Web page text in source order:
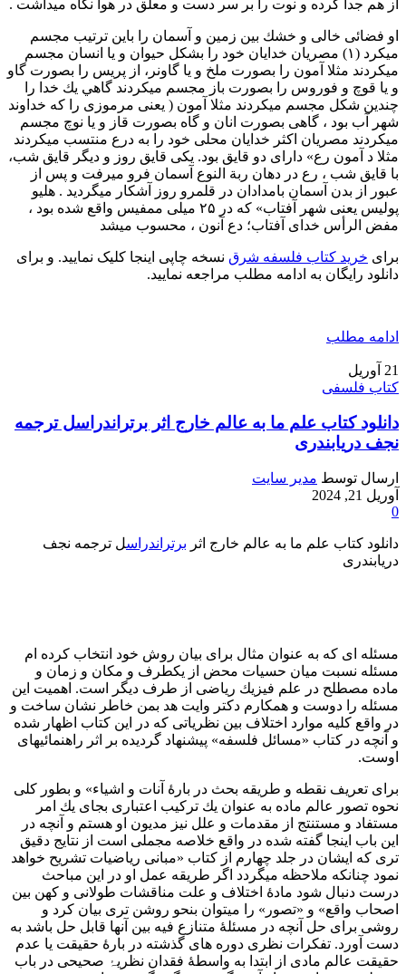
از هم جدا کرده و نوت را بر سر دست و معلق در هوا نگاه میداشت .
او فضائی خالی و خشك بين زمين و آسمان را باین ترتیب مجسم
میکرد (۱) مصریان خدایان خود را بشكل حيوان و یا انسان مجسم
میکردند مثلا آمون را بصورت ملخ و یا گاونر، از پریس را بصورت گاو
و یا قوچ و فوروس را بصورت باز مجسم میکردند گاهي يك خدا را
چندین شکل مجسم میکردند مثلا آمون ( یعنی مرموزی را که خداوند
شهر آب بود ، گاهی بصورت انان و گاه بصورت قاز و یا نوچ مجسم
میکردند مصریان اکثر خدایان محلی خود را به درع منتسب میکردند
مثلا د آمون رع» دارای دو قایق بود. یکی قایق روز و دیگر قایق شب،
با قایق شب ، رع در دهان ربة النوع آسمان فرو میرفت و پس از
عبور از بدن آسمان بامدادان در قلمرو روز آشکار میگردید . هليو
پولیس یعنی شهر آفتاب» که در ۲۵ میلی ممفیس واقع شده بود ،
مفض الرأس خدای آفتاب؛ دع آنون ، محسوب میشد
برای خرید کتاب فلسفه شرق نسخه چاپی اینجا کلیک نمایید. و برای
دانلود رایگان به ادامه مطلب مراجعه نمایید.
ادامه مطلب
21 آوریل
کتاب فلسفی
دانلود کتاب علم ما به عالم خارج اثر برتراندراسل ترجمه
نجف دریابندری
ارسال توسط مدیر سایت
آوریل 21, 2024
0
دانلود کتاب علم ما به عالم خارج اثر برتراندراسل ترجمه نجف
دریابندری
مسئله ای که به عنوان مثال برای بیان روش خود انتخاب کرده ام
مسئله نسبت میان حسیات محض از یکطرف و مکان و زمان و
ماده مصطلح در علم فيزيك ریاضی از طرف دیگر است. اهمیت این
مسئله را دوست و همکارم دکتر وایت هد بمن خاطر نشان ساخت و
در واقع کلیه موارد اختلاف بین نظریاتی که در این کتاب اظهار شده
و آنچه در کتاب «مسائل فلسفه» پیشنهاد گردیده بر اثر راهنمائیهای
اوست.
برای تعریف نقطه و طریقه بحث در بارۀ آنات و اشیاء» و بطور کلی
نحوه تصور عالم ماده به عنوان يك تركيب اعتباری بجاى يك امر
مستفاد و مستنتج از مقدمات و علل نیز مدیون او هستم و آنچه در
این باب اینجا گفته شده در واقع خلاصه مجملی است از نتایج دقیق
تری که ایشان در جلد چهارم از کتاب «مبانی ریاضیات تشریح خواهد
نمود چنانکه ملاحظه میگردد اگر طريقه عمل او در این مباحث
درست دنبال شود مادۀ اختلاف و علت مناقشات طولانی و کهن بین
اصحاب واقع» و «تصور» را میتوان بنحو روشن تری بیان کرد و
روشی برای حل آنچه در مسئلۀ متنازع فیه بین آنها قابل حل باشد به
دست آورد. تفکرات نظری دوره های گذشته در بارۀ حقیقت یا عدم
حقیقت عالم مادی از ابتدا به واسطهٔ فقدان نظریۂ صحیحی در باب